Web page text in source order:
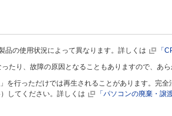
品の使用状況によって異なります。詳しくは 「
たり、故障の原因となることもありますので、あら
を行っただけでは再生されることがあります。完
してください。詳しくは
「パソコンの廃棄・